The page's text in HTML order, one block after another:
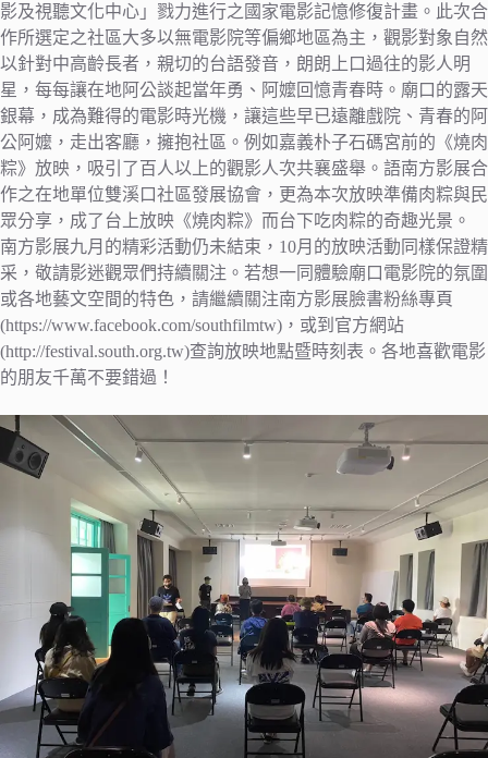
影及視聽文化中心」戮力進行之國家電影記憶修復計畫。此次合
作所選定之社區大多以無電影院等偏鄉地區為主，觀影對象自然
以針對中高齡長者，親切的台語發音，朗朗上口過往的影人明
星，每每讓在地阿公談起當年勇、阿嬤回憶青春時。廟口的露天
銀幕，成為難得的電影時光機，讓這些早已遠離戲院、青春的阿
公阿嬤，走出客廳，擁抱社區。例如嘉義朴子石碼宮前的《燒肉
粽》放映，吸引了百人以上的觀影人次共襄盛舉。語南方影展合
作之在地單位雙溪口社區發展協會，更為本次放映準備肉粽與民
眾分享，成了台上放映《燒肉粽》而台下吃肉粽的奇趣光景。
南方影展九月的精彩活動仍未結束，10月的放映活動同樣保證精
采，敬請影迷觀眾們持續關注。若想一同體驗廟口電影院的氛圍
或各地藝文空間的特色，請繼續關注南方影展臉書粉絲專頁
(https://www.facebook.com/southfilmtw)，或到官方網站
(http://festival.south.org.tw)查詢放映地點暨時刻表。各地喜歡電影
的朋友千萬不要錯過！